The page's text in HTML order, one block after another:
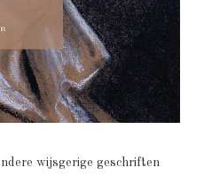
wijsgerige geschriften